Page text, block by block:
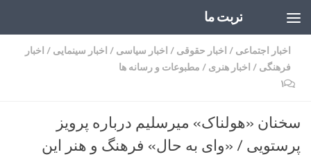
تربت ما
اخبار اجتماعی / اخبار حقوقی / اخبار سیاسی / اخبار سینمایی / اخبار
فرهنگی / اخبار هنری / مطبوعات و رسانه ها
۱
سخنان «هولناک» میرسلیم درباره پرویز
پرستویی / «وای به حال» فرهنگ و هنر این